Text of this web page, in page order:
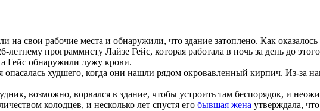
свои рабочие места и обнаружили, что здание затоплено. Как
программисту Лайзе Гейс, которая работала в ночь за день до
Гейс обнаружили лужу крови.
худшего, когда они нашли рядом окровавленный кирпич. Из-за
возможно, ворвался в здание, чтобы устроить там беспорядок, и
колодцев, и несколько лет спустя его бывшая жена утверждала,